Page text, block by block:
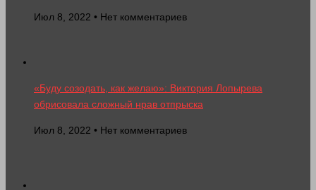
Июл 8, 2022 • Нет комментариев
«Буду созодать, как желаю»: Виктория Лопырева
обрисовала сложный нрав отпрыска
Июл 8, 2022 • Нет комментариев